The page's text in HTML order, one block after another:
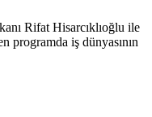
Rifat Hisarcıklıoğlu ile
programda iş dünyasının